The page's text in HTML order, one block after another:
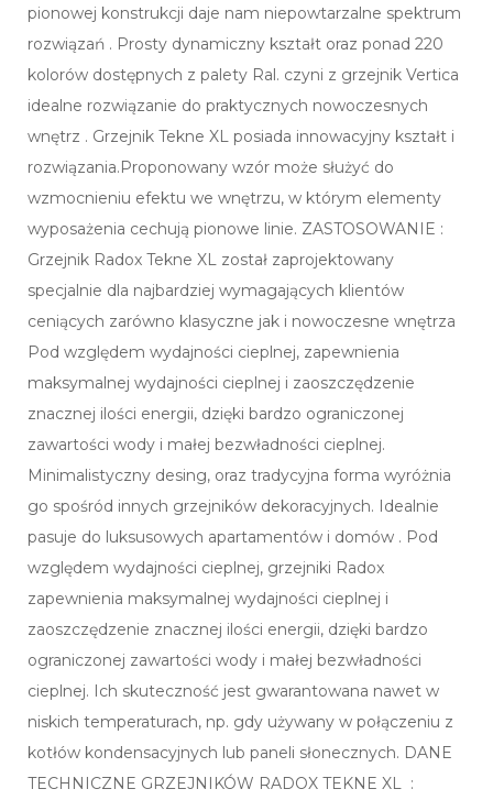
pionowej konstrukcji daje nam niepowtarzalne spektrum
rozwiązań . Prosty dynamiczny kształt oraz ponad 220
kolorów dostępnych z palety Ral. czyni z grzejnik Vertica
idealne rozwiązanie do praktycznych nowoczesnych
wnętrz . Grzejnik Tekne XL posiada innowacyjny kształt i
rozwiązania.Proponowany wzór może służyć do
wzmocnieniu efektu we wnętrzu, w którym elementy
wyposażenia cechują pionowe linie. ZASTOSOWANIE :
Grzejnik Radox Tekne XL został zaprojektowany
specjalnie dla najbardziej wymagających klientów
ceniących zarówno klasyczne jak i nowoczesne wnętrza
Pod względem wydajności cieplnej, zapewnienia
maksymalnej wydajności cieplnej i zaoszczędzenie
znacznej ilości energii, dzięki bardzo ograniczonej
zawartości wody i małej bezwładności cieplnej.
Minimalistyczny desing, oraz tradycyjna forma wyróżnia
go spośród innych grzejników dekoracyjnych. Idealnie
pasuje do luksusowych apartamentów i domów . Pod
względem wydajności cieplnej, grzejniki Radox
zapewnienia maksymalnej wydajności cieplnej i
zaoszczędzenie znacznej ilości energii, dzięki bardzo
ograniczonej zawartości wody i małej bezwładności
cieplnej. Ich skuteczność jest gwarantowana nawet w
niskich temperaturach, np. gdy używany w połączeniu z
kotłów kondensacyjnych lub paneli słonecznych. DANE
TECHNICZNE GRZEJNIKÓW RADOX TEKNE XL :